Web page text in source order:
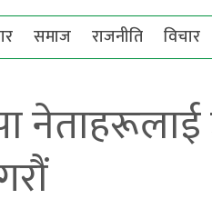
समाज राजनीति विचार
नेताहरूलाई